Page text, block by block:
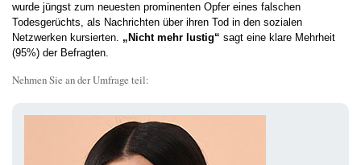
wurde jüngst zum neuesten prominenten Opfer eines falschen
Todesgerüchts, als Nachrichten über ihren Tod in den sozialen
Netzwerken kursierten. „Nicht mehr lustig“ sagt eine klare Mehrheit
(95%) der Befragten.
Nehmen Sie an der Umfrage teil: